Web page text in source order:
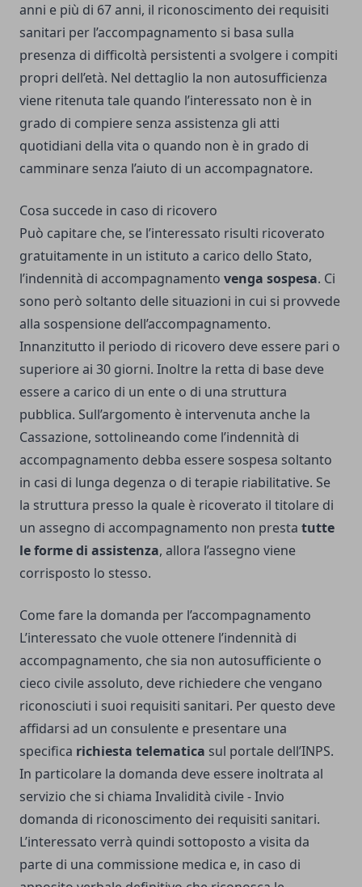
anni e più di 67 anni, il riconoscimento dei requisiti
sanitari per l’accompagnamento si basa sulla
presenza di difficoltà persistenti a svolgere i compiti
propri dell’età. Nel dettaglio la non autosufficienza
viene ritenuta tale quando l’interessato non è in
grado di compiere senza assistenza gli atti
quotidiani della vita o quando non è in grado di
camminare senza l’aiuto di un accompagnatore.
Cosa succede in caso di ricovero
Può capitare che, se l’interessato risulti ricoverato
gratuitamente in un istituto a carico dello Stato,
l’indennità di accompagnamento venga sospesa. Ci
sono però soltanto delle situazioni in cui si provvede
alla sospensione dell’accompagnamento.
Innanzitutto il periodo di ricovero deve essere pari o
superiore ai 30 giorni. Inoltre la retta di base deve
essere a carico di un ente o di una struttura
pubblica. Sull’argomento è intervenuta anche la
Cassazione, sottolineando come l’indennità di
accompagnamento debba essere sospesa soltanto
in casi di lunga degenza o di terapie riabilitative. Se
la struttura presso la quale è ricoverato il titolare di
un assegno di accompagnamento non presta tutte
le forme di assistenza, allora l’assegno viene
corrisposto lo stesso.
Come fare la domanda per l’accompagnamento
L’interessato che vuole ottenere l’indennità di
accompagnamento, che sia non autosufficiente o
cieco civile assoluto, deve richiedere che vengano
riconosciuti i suoi requisiti sanitari. Per questo deve
affidarsi ad un consulente e presentare una
specifica richiesta telematica sul portale dell’INPS.
In particolare la domanda deve essere inoltrata al
servizio che si chiama Invalidità civile - Invio
domanda di riconoscimento dei requisiti sanitari.
L’interessato verrà quindi sottoposto a visita da
parte di una commissione medica e, in caso di